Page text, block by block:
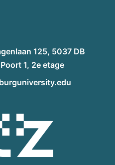
125, 5037 DB
1, 2e etage